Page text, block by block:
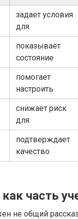
задает условия
для
показывает
состояние
помогает
настроить
снижает риск
для
подтверждает
качество
часть
не общий